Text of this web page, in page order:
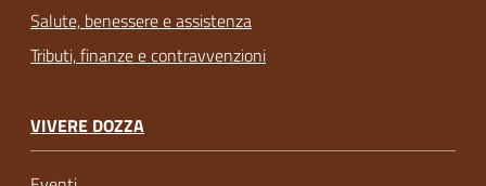
Salute, benessere e assistenza
Tributi, finanze e contravvenzioni
VIVERE DOZZA